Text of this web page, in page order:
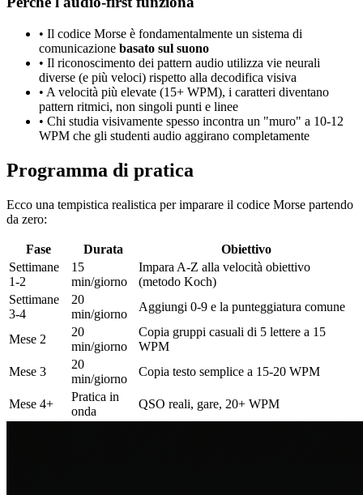
• Il codice Morse è fondamentalmente un sistema di
comunicazione basato sul suono
• Il riconoscimento dei pattern audio utilizza vie neurali
diverse (e più veloci) rispetto alla decodifica visiva
• A velocità più elevate (15+ WPM), i caratteri diventano
pattern ritmici, non singoli punti e linee
• Chi studia visivamente spesso incontra un "muro" a 10-12
WPM che gli studenti audio aggirano completamente
Programma di pratica
Ecco una tempistica realistica per imparare il codice Morse partendo
da zero:
Fase Durata
Obiettivo
Settimane
1-2
15
min/giorno
Impara A-Z alla velocità obiettivo
(metodo Koch)
Settimane
3-4
20
min/giorno
Aggiungi 0-9 e la punteggiatura comune
Mese 2
20
min/giorno
Copia gruppi casuali di 5 lettere a 15
WPM
Mese 3
20
min/giorno
Copia testo semplice a 15-20 WPM
Mese 4+
Pratica in
onda
QSO reali, gare, 20+ WPM